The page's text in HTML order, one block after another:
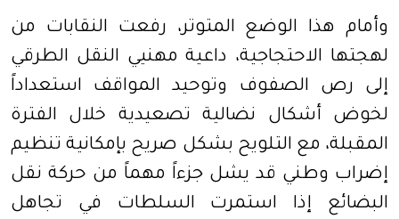
وأمام هذا الوضع المتوتر، رفعت النقابات من
لهجتها الاحتجاجية، داعية مهنيي النقل الطرقي
إلى رص الصفوف وتوحيد المواقف استعداداً
لخوض أشكال نضالية تصعيدية خلال الفترة
المقبلة، مع التلويح بشكل صريح بإمكانية تنظيم
إضراب وطني قد يشل جزءاً مهماً من حركة نقل
البضائع إذا استمرت السلطات في تجاهل